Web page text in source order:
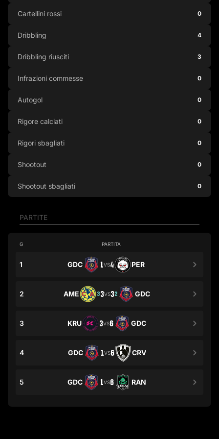
PARTITE
G PARTITA
1 GDC 1VS4 PER
2 AME 33VS32 GDC
3 KRU 3VS6 GDC
4 GDC 1VS6 CRV
5 GDC 1VS6 RAN
Cartellini rossi 0
Dribbling 4
Dribbling riusciti 3
Infrazioni commesse 0
Autogol 0
Rigore calciati 0
Rigori sbagliati 0
Shootout 0
Shootout sbagliati 0